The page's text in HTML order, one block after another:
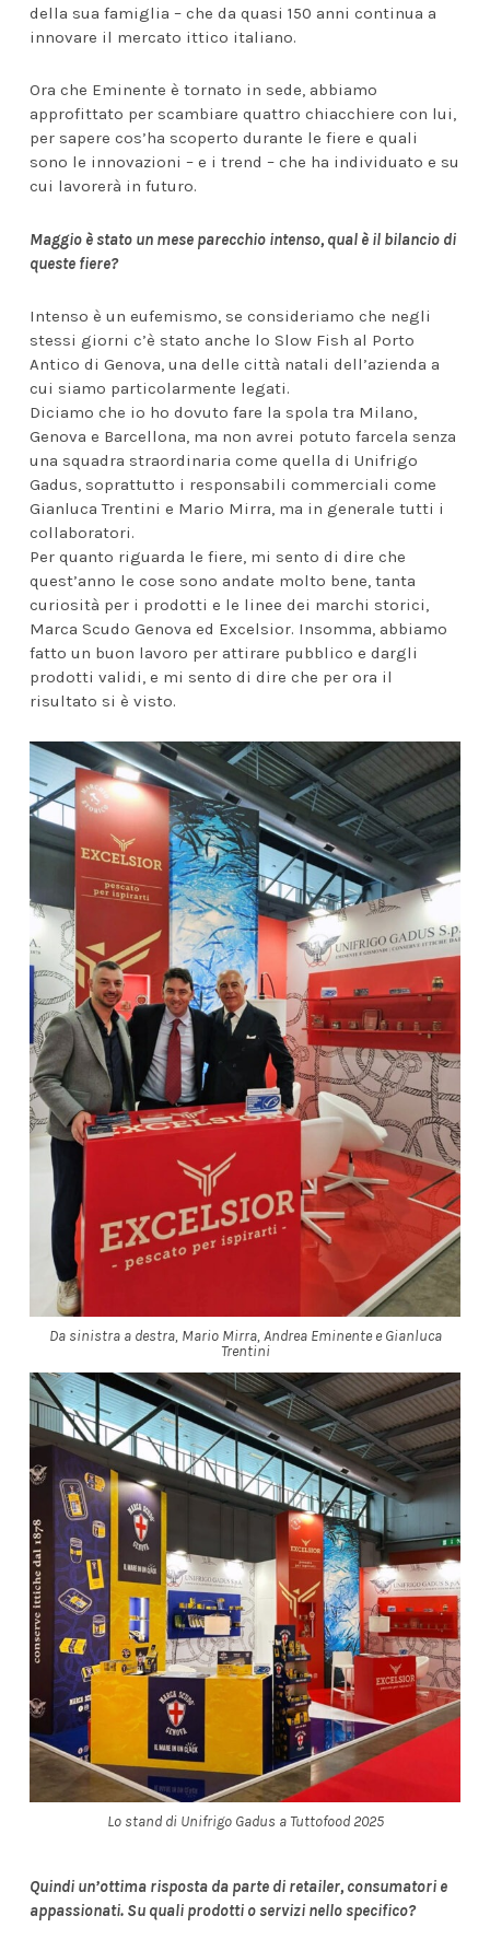
della sua famiglia – che da quasi 150 anni continua a
innovare il mercato ittico italiano.
Ora che Eminente è tornato in sede, abbiamo
approfittato per scambiare quattro chiacchiere con lui,
per sapere cos’ha scoperto durante le fiere e quali
sono le innovazioni – e i trend – che ha individuato e su
cui lavorerà in futuro.
Maggio è stato un mese parecchio intenso, qual è il bilancio di
queste fiere?
Intenso è un eufemismo, se consideriamo che negli
stessi giorni c’è stato anche lo Slow Fish al Porto
Antico di Genova, una delle città natali dell’azienda a
cui siamo particolarmente legati.
Diciamo che io ho dovuto fare la spola tra Milano,
Genova e Barcellona, ma non avrei potuto farcela senza
una squadra straordinaria come quella di Unifrigo
Gadus, soprattutto i responsabili commerciali come
Gianluca Trentini e Mario Mirra, ma in generale tutti i
collaboratori.
Per quanto riguarda le fiere, mi sento di dire che
quest’anno le cose sono andate molto bene, tanta
curiosità per i prodotti e le linee dei marchi storici,
Marca Scudo Genova ed Excelsior. Insomma, abbiamo
fatto un buon lavoro per attirare pubblico e dargli
prodotti validi, e mi sento di dire che per ora il
risultato si è visto.
Da sinistra a destra, Mario Mirra, Andrea Eminente e Gianluca
Trentini
Lo stand di Unifrigo Gadus a Tuttofood 2025
Quindi un’ottima risposta da parte di retailer, consumatori e
appassionati. Su quali prodotti o servizi nello specifico?